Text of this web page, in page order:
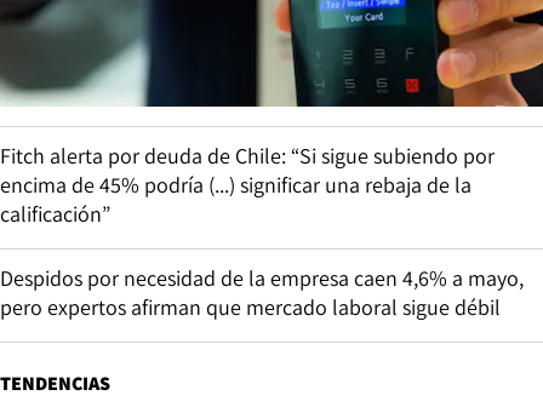
Fitch alerta por deuda de Chile: “Si sigue subiendo por
encima de 45% podría (...) significar una rebaja de la
calificación”
Despidos por necesidad de la empresa caen 4,6% a mayo,
pero expertos afirman que mercado laboral sigue débil
TENDENCIAS